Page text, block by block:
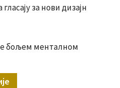
за нови дизајн
бољем менталном